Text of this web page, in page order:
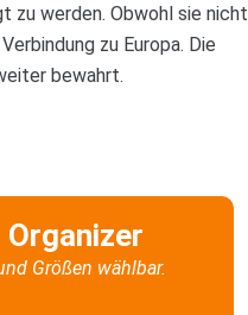
zu werden. Obwohl sie nicht
zu Europa. Die
bewahrt.
Größen wählbar.